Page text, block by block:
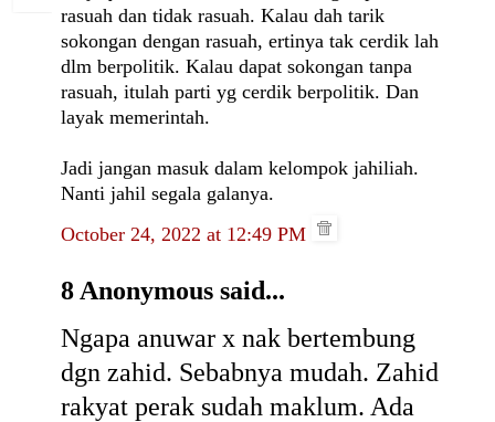
rasuah dan tidak rasuah. Kalau dah tarik
sokongan dengan rasuah, ertinya tak cerdik lah
dlm berpolitik. Kalau dapat sokongan tanpa
rasuah, itulah parti yg cerdik berpolitik. Dan
layak memerintah.
Jadi jangan masuk dalam kelompok jahiliah.
Nanti jahil segala galanya.
October 24, 2022 at 12:49 PM
8 Anonymous said...
Ngapa anuwar x nak bertembung
dgn zahid. Sebabnya mudah. Zahid
rakyat perak sudah maklum. Ada